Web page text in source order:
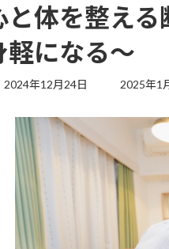
と体を整え
軽になる～
2024年12月24日
最
更
時
2025年1